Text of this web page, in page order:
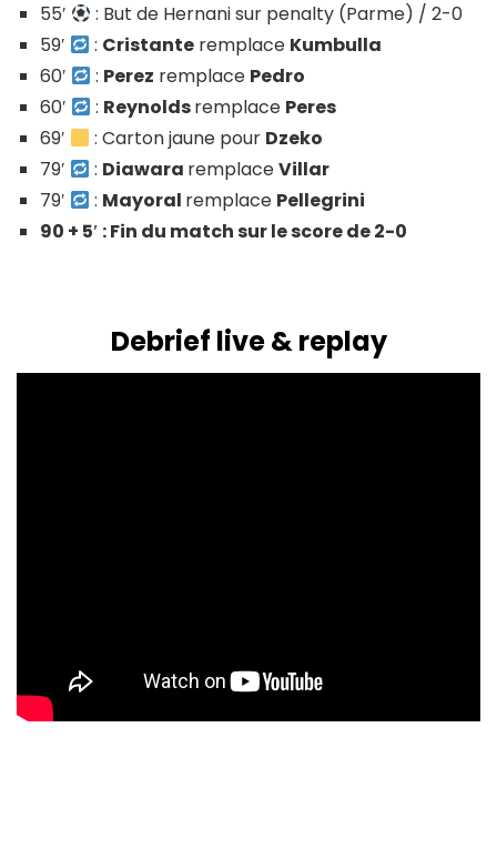
55′
: But de Hernani sur penalty (Parme) / 2-0
59′
: Cristante remplace Kumbulla
60′
: Perez remplace Pedro
60′
: Reynoldsremplace Peres
69′
: Carton jaune pour Dzeko
79′
: Diawara remplaceVillar
79′
: Mayoral remplace Pellegrini
90 + 5′ : Fin du match sur le score de 2-0
Debrief live & replay